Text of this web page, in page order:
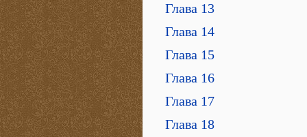
Глава 13
Глава 14
Глава 15
Глава 16
Глава 17
Глава 18